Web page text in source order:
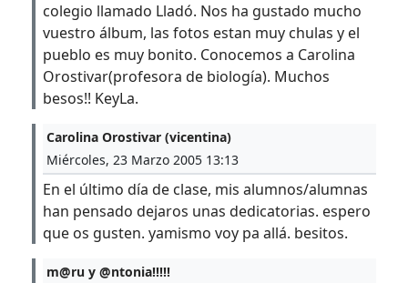
colegio llamado Lladó. Nos ha gustado mucho
vuestro álbum, las fotos estan muy chulas y el
pueblo es muy bonito. Conocemos a Carolina
Orostivar(profesora de biología). Muchos
besos!! KeyLa.
Carolina Orostivar (vicentina)
Miércoles, 23 Marzo 2005 13:13
En el último día de clase, mis alumnos/alumnas
han pensado dejaros unas dedicatorias. espero
que os gusten. yamismo voy pa allá. besitos.
m@ru y @ntonia!!!!!